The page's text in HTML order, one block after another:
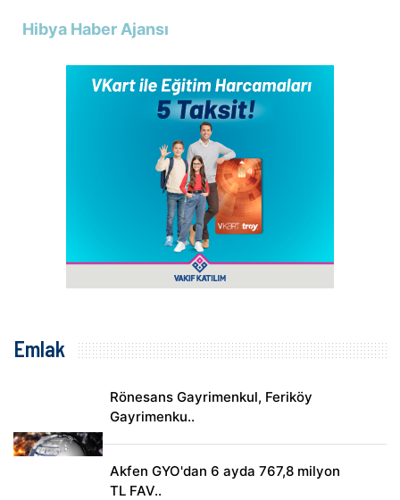
Hibya Haber Ajansı
Emlak
Rönesans Gayrimenkul, Feriköy
Gayrimenku..
Akfen GYO'dan 6 ayda 767,8 milyon
TL FAV..